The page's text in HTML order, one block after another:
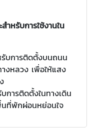
ำหรับการใช้งานใน
รับการติดตั้งบนถนน
งหลวง เพื่อให้แสง
บการติดตั้งในทางเดิน
นที่พักผ่อนหย่อนใจ